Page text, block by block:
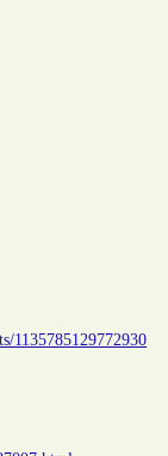
1135785129772930